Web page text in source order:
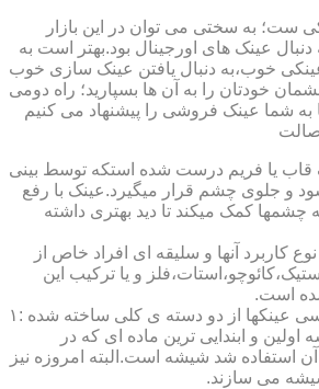
ست؛ به سختی می توان در این بازار
عینک های اورجینال بود.بهتر است به
خوب،به دنبال یافتن عینک سازی خوب
خودتان را به آن ها بسپارید؛ راه دومی
به شما عینک فروشی را پیشنهاد می کنیم
یا فریم درست شده استکه توسط بینی
و جلوی چشم قرار میگیرد.عینک با رفع
چشمها کمک میکند تا دید بهتری داشته
کاربرد آنها و سلیقه ای افراد خاص از
و یا ترکیب این
است.
عدسی یا لنز :جنس عدسی عینکها از دو دسته ی کلی ساخته شده :۱
اولین و ابندایی ترین ماده ای که در
شد شیشه است.البته امروزه نیز
می سازند.